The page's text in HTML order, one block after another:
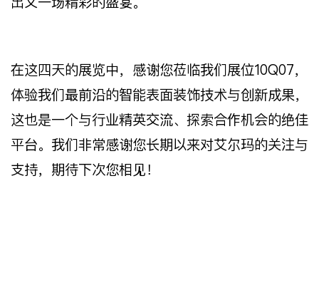
在这四天的展览中，感谢您莅临我们展位10Q07，
体验我们最前沿的智能表面装饰技术与创新成果，
这也是一个与行业精英交流、探索合作机会的绝佳
平台。我们非常感谢您长期以来对艾尔玛的关注与
支持，期待下次您相见！